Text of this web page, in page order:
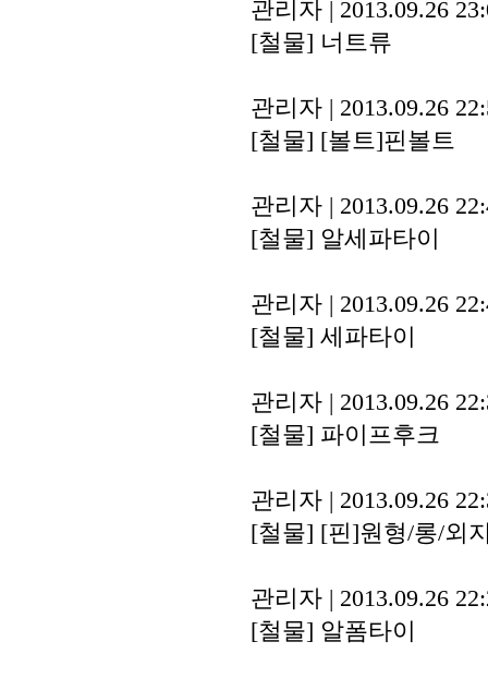
관리자 | 2013.09.26
[철물] 너트류
관리자 | 2013.09.26
[철물] [볼트]핀볼트
관리자 | 2013.09.26
[철물] 알세파타이
관리자 | 2013.09.26
[철물] 세파타이
관리자 | 2013.09.26
[철물] 파이프후크
관리자 | 2013.09.26
[철물] [핀]원형/롱/외
관리자 | 2013.09.26
[철물] 알폼타이